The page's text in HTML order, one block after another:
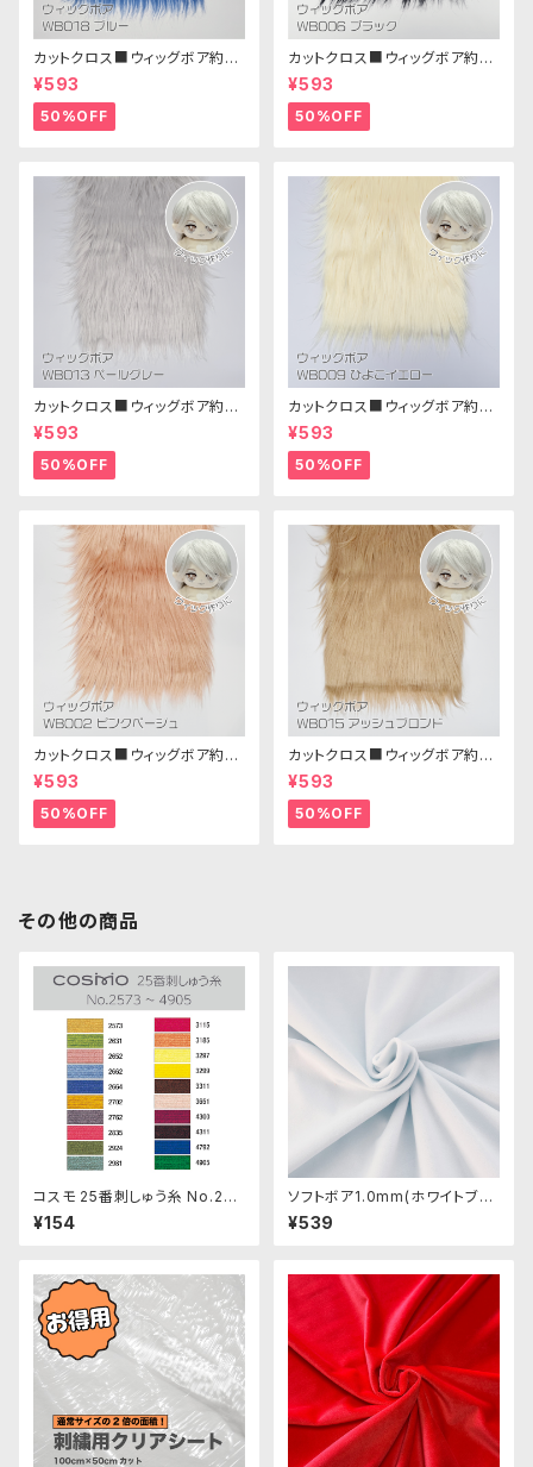
カットクロス■ウィッグボア約8c
m(ブルー)WB018 ボア生地 25
cm × 45cm
¥593
50%OFF
カットクロス■ウィッグボア約8c
m(ブラック)WB006ボア生地 2
5cm × 45cm
¥593
50%OFF
カットクロス■ウィッグボア約8c
m(ペールグレー)WB013 ボア
生地 25cm × 45cm
¥593
50%OFF
カットクロス■ウィッグボア約8c
m(ひよこイエロー)WB009ボア
生地 25cm × 45cm
¥593
50%OFF
カットクロス■ウィッグボア約8c
m(ピンクベージュ)WB002ボア
生地 25cm × 45cm
¥593
50%OFF
カットクロス■ウィッグボア約8c
m(アッシュブロンド)WB015 ボ
ア生地 25cm × 45cm
¥593
50%OFF
その他の商品
コスモ 25番刺しゅう糸 No.257
3‾4905
¥154
ソフトボア1.0mm(ホワイトブル
ー)SSB105 ぬいぐるみ用短毛
ボア生地 20cm
¥539